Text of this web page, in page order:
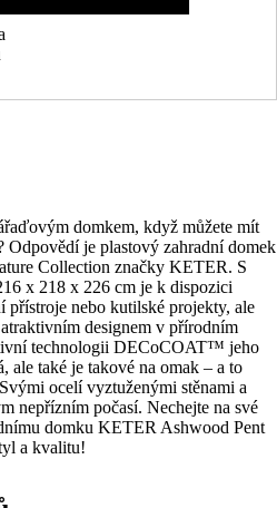
domkem, když můžete mít
Odpovědí je plastový zahradní domek
Collection značky KETER. S
x 218 x 226 cm je k dispozici
přístroje nebo kutilské projekty, ale
designem v přírodním
technologii DECoCOAT™ jeho
ale také je takové na omak – a to
ocelí vyztuženými stěnami a
nepřízním počasí. Nechejte na své
domku KETER Ashwood Pent
a kvalitu!